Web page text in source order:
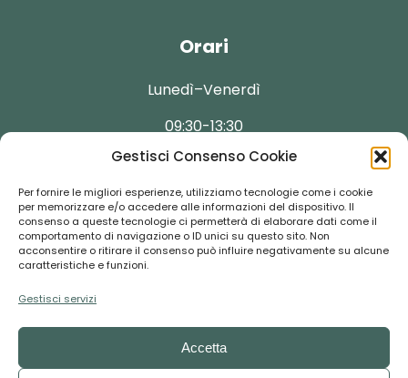
Gestisci Consenso Cookie
Per fornire le migliori esperienze, utilizziamo tecnologie come i cookie
per memorizzare e/o accedere alle informazioni del dispositivo. Il
consenso a queste tecnologie ci permetterà di elaborare dati come il
comportamento di navigazione o ID unici su questo sito. Non
acconsentire o ritirare il consenso può influire negativamente su alcune
caratteristiche e funzioni.
Gestisci servizi
Accetta
Orari
Lunedì–Venerdì
09:30-13:30
Contatti
+39 055-292237